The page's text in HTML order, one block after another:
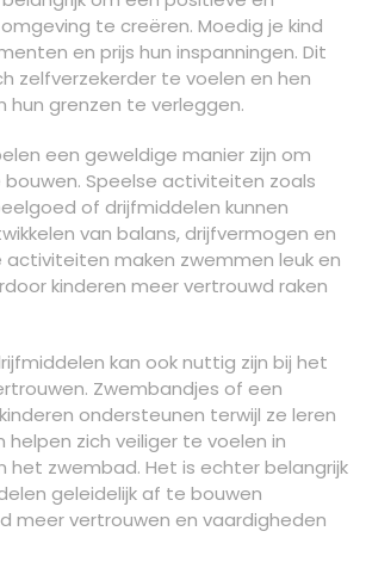
te creëren. Moedig je kind
en prijs hun inspanningen. Dit
zelfverzekerder te voelen en hen
hun grenzen te verleggen.
een geweldige manier zijn om
Speelse activiteiten zoals
of drijfmiddelen kunnen
van balans, drijfvermogen en
activiteiten maken zwemmen leuk en
kinderen meer vertrouwd raken
kan ook nuttig zijn bij het
Zwembandjes of een
ondersteunen terwijl ze leren
helpen zich veiliger te voelen in
het zwembad. Het is echter belangrijk
geleidelijk af te bouwen
meer vertrouwen en vaardigheden